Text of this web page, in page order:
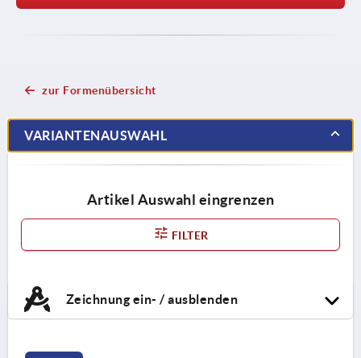
zur Formenübersicht
VARIANTENAUSWAHL
Artikel Auswahl eingrenzen
FILTER
Zeichnung ein- / ausblenden